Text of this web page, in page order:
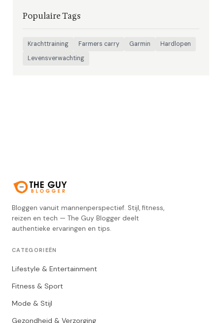
Populaire Tags
Krachttraining Farmers carry Garmin
Hardlopen
Levensverwachting
Bloggen vanuit mannenperspectief. Stijl, fitness,
reizen en tech — The Guy Blogger deelt
authentieke ervaringen en tips.
CATEGORIEËN
Lifestyle & Entertainment
Fitness & Sport
Mode & Stijl
Gezondheid & Verzorging